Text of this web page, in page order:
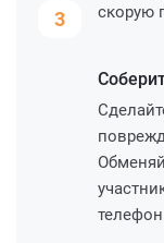
3
скорую